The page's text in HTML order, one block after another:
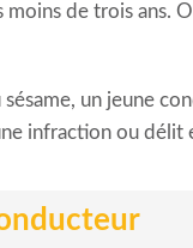
de trois ans.
un jeune
infraction ou